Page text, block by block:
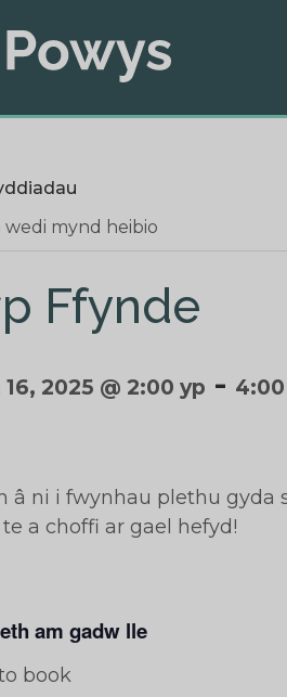
wedi mynd heibio
Ffynde
2025 @ 2:00 yp -
â ni i fwynhau plethu gyda
a choffi ar gael hefyd!
am gadw lle
book